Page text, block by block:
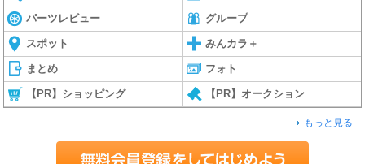
パーツレビュー グループ
スポット みんカラ＋
まとめ フォト
【PR】ショッピング 【PR】オークション
もっと見る